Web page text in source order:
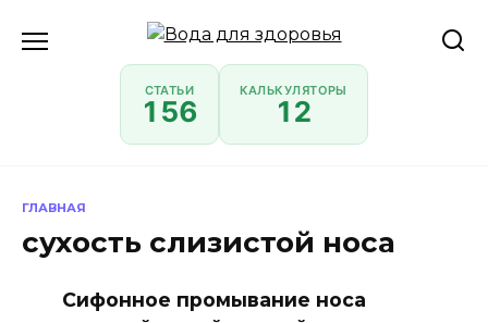
СТАТЬИ
156
КАЛЬКУЛЯТОРЫ
12
ГЛАВНАЯ
сухость слизистой носа
Сифонное промывание носа